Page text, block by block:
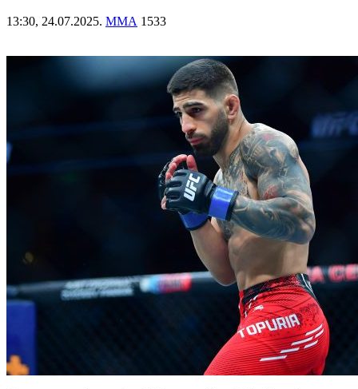
13:30, 24.07.2025. ММА 1533